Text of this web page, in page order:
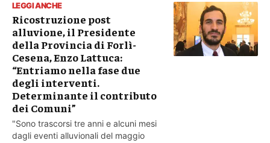
LEGGI ANCHE
Ricostruzione post
alluvione, il Presidente
della Provincia di Forlì-
Cesena, Enzo Lattuca:
“Entriamo nella fase due
degli interventi.
Determinante il contributo
dei Comuni”
"Sono trascorsi tre anni e alcuni mesi
dagli eventi alluvionali del maggio